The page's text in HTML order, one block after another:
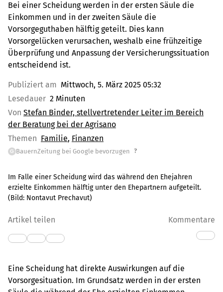
Bei einer Scheidung werden in der ersten Säule die
Einkommen und in der zweiten Säule die
Vorsorgeguthaben hälftig geteilt. Dies kann
Vorsorgelücken verursachen, weshalb eine frühzeitige
Überprüfung und Anpassung der Versicherungssituation
entscheidend ist.
Publiziert am Mittwoch, 5. März 2025 05:32
Lesedauer 2 Minuten
Von Stefan Binder, stellvertretender Leiter im Bereich
der Beratung bei der Agrisano
Themen Familie Finanzen
G BauernZeitung bei Google bevorzugen ?
Im Falle einer Scheidung wird das während den Ehejahren
erzielte Einkommen hälftig unter den Ehepartnern aufgeteilt.
(Bild: Nontavut Prechavut)
Artikel teilen Kommentare
Eine Scheidung hat direkte Auswirkungen auf die
Vorsorgesituation. Im Grundsatz werden in der ersten